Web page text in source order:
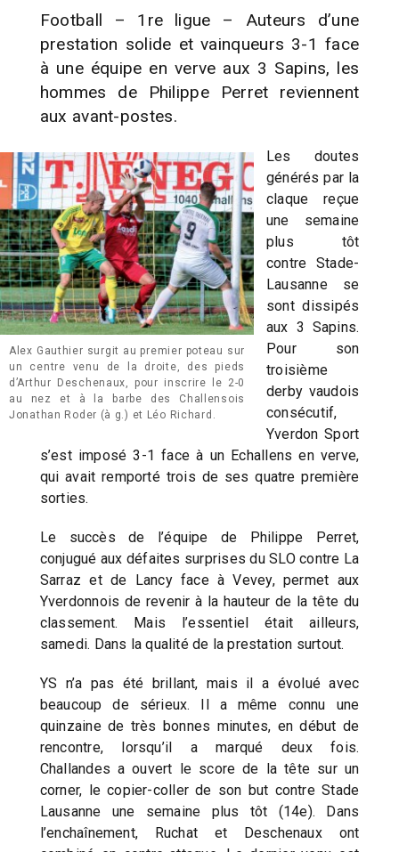
Football – 1re ligue – Auteurs d’une
prestation solide et vainqueurs 3-1 face
à une équipe en verve aux 3 Sapins, les
hommes de Philippe Perret reviennent
aux avant-postes.
Alex Gauthier surgit au premier poteau sur
un centre venu de la droite, des pieds
d’Arthur Deschenaux, pour inscrire le 2-0
au nez et à la barbe des Challensois
Jonathan Roder (à g.) et Léo Richard.
Les doutes
générés par la
claque reçue
une semaine
plus tôt
contre Stade-
Lausanne se
sont dissipés
aux 3 Sapins.
Pour son
troisième
derby vaudois
consécutif,
Yverdon Sport
s’est imposé 3-1 face à un Echallens en verve,
qui avait remporté trois de ses quatre première
sorties.
Le succès de l’équipe de Philippe Perret,
conjugué aux défaites surprises du SLO contre La
Sarraz et de Lancy face à Vevey, permet aux
Yverdonnois de revenir à la hauteur de la tête du
classement. Mais l’essentiel était ailleurs,
samedi. Dans la qualité de la prestation surtout.
YS n’a pas été brillant, mais il a évolué avec
beaucoup de sérieux. Il a même connu une
quinzaine de très bonnes minutes, en début de
rencontre, lorsqu’il a marqué deux fois.
Challandes a ouvert le score de la tête sur un
corner, le copier-coller de son but contre Stade
Lausanne une semaine plus tôt (14e). Dans
l’enchaînement, Ruchat et Deschenaux ont